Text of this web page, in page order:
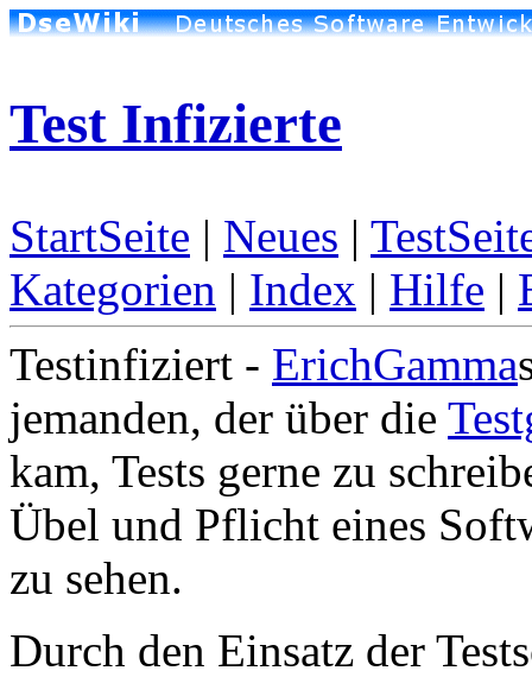
Test Infizierte
StartSeite | Neues |
Kategorien | Index | Hilfe |
Testinfiziert - ErichGamma
jemanden, der über die
kam, Tests gerne zu
Übel und Pflicht eines
zu sehen.
Durch den Einsatz der